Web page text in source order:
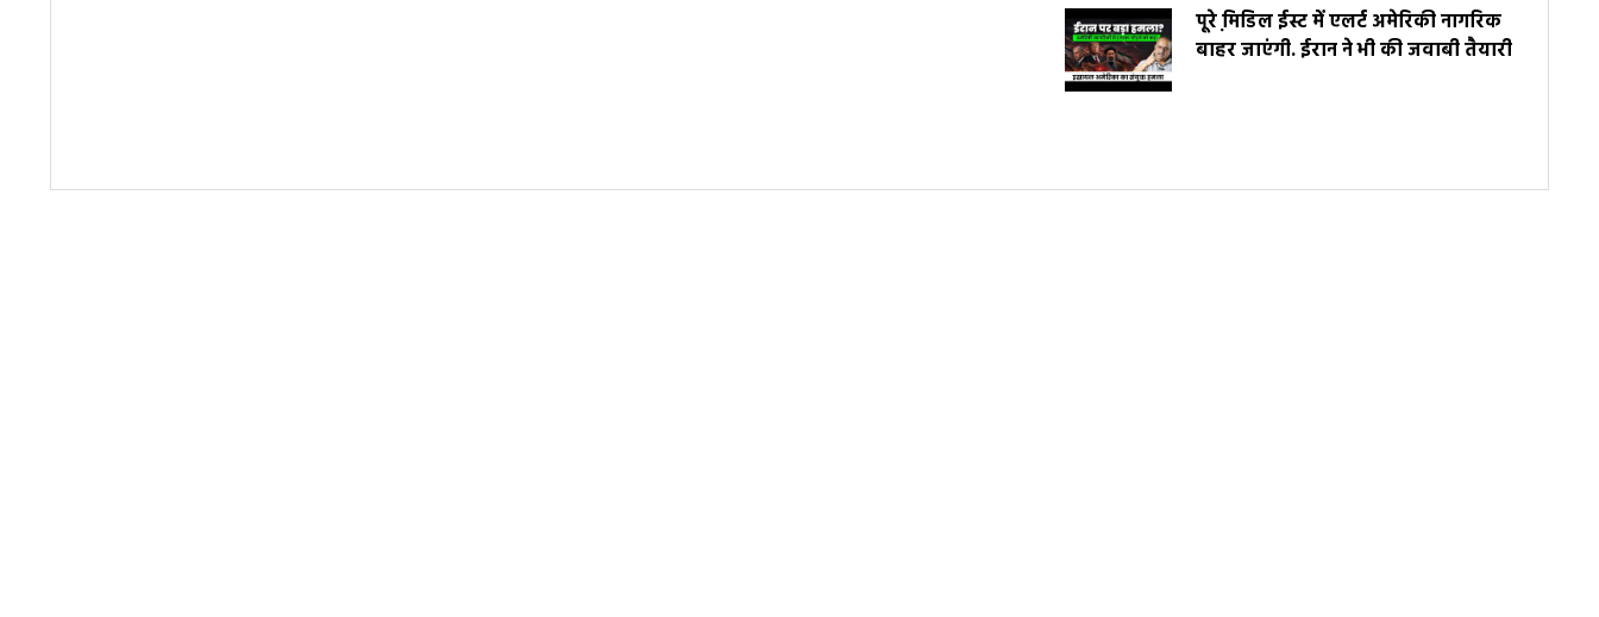
पूरे मि़डिल ईस्ट में एलर्ट अमेरिकी नागरिक
बाहर जाएंगी. ईरान ने भी की जवाबी तैयारी